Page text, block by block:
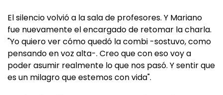
El silencio volvió a la sala de profesores. Y Mariano
fue nuevamente el encargado de retomar la charla.
"Yo quiero ver cómo quedó la combi -sostuvo, como
pensando en voz alta-. Creo que con eso voy a
poder asumir realmente lo que nos pasó. Y sentir que
es un milagro que estemos con vida".